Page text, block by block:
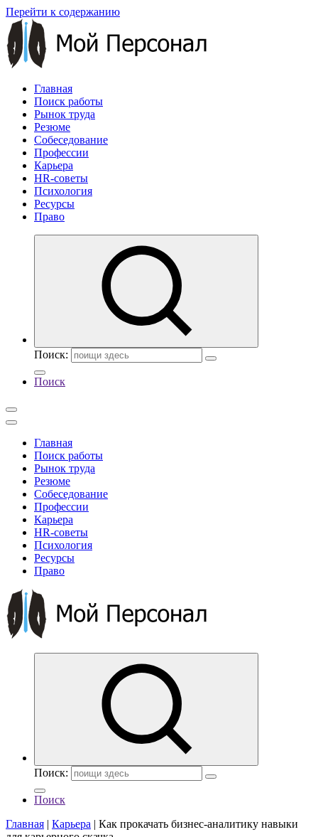
Перейти к содержанию
Главная
Поиск работы
Рынок труда
Резюме
Собеседование
Профессии
Карьера
HR-советы
Психология
Ресурсы
Право
Поиск:
Поиск
Главная
Поиск работы
Рынок труда
Резюме
Собеседование
Профессии
Карьера
HR-советы
Психология
Ресурсы
Право
Поиск:
Поиск
Главная | Карьера | Как прокачать бизнес-аналитику навыки